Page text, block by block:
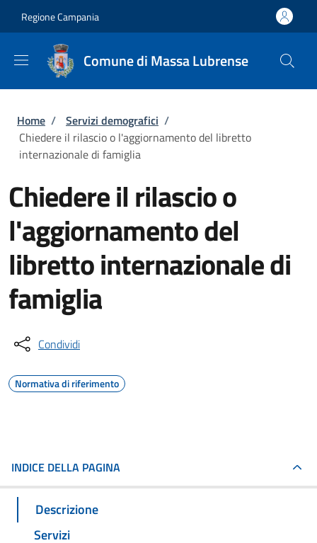
Regione Campania
Comune di Massa Lubrense
Briciole di pane
Home / Servizi demografici /
Chiedere il rilascio o l'aggiornamento del libretto
internazionale di famiglia
Chiedere il rilascio o
l'aggiornamento del
libretto internazionale di
famiglia
Condividi
Normativa di riferimento
INDICE DELLA PAGINA
Descrizione
Servizi